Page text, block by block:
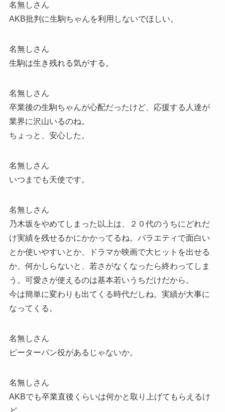
名無しさん
AKB批判に生駒ちゃんを利用しないでほしい。
名無しさん
生駒は生き残れる気がする。
名無しさん
卒業後の生駒ちゃんが心配だったけど、応援する人達が
業界に沢山いるのね。
ちょっと、安心した。
名無しさん
いつまでも天使です。
名無しさん
乃木坂をやめてしまった以上は、２０代のうちにどれだ
け実績を残せるかにかかってるね。バラエティで面白い
とか使いやすいとか、ドラマか映画で大ヒットを出せる
か、何かしらないと、若さがなくなったら終わってしま
う。可愛さが使えるのは基本若いうちだけだから。
今は簡単に変わりも出てくる時代だしね。実績が大事に
なってくる。
名無しさん
ピーターパン役があるじゃないか。
名無しさん
AKBでも卒業直後くらいは何かと取り上げてもらえるけ